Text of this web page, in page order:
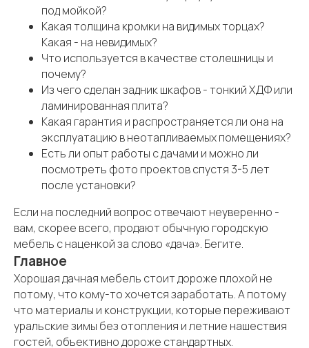
под мойкой?
Какая толщина кромки на видимых торцах?
Какая - на невидимых?
Что используется в качестве столешницы и
почему?
Из чего сделан задник шкафов - тонкий ХДФ или
ламинированная плита?
Какая гарантия и распространяется ли она на
эксплуатацию в неотапливаемых помещениях?
Есть ли опыт работы с дачами и можно ли
посмотреть фото проектов спустя 3-5 лет
после установки?
Если на последний вопрос отвечают неуверенно -
вам, скорее всего, продают обычную городскую
мебель с наценкой за слово «дача». Бегите.
Главное
Хорошая дачная мебель стоит дороже плохой не
потому, что кому-то хочется заработать. А потому
что материалы и конструкции, которые переживают
уральские зимы без отопления и летние нашествия
гостей, объективно дороже стандартных.